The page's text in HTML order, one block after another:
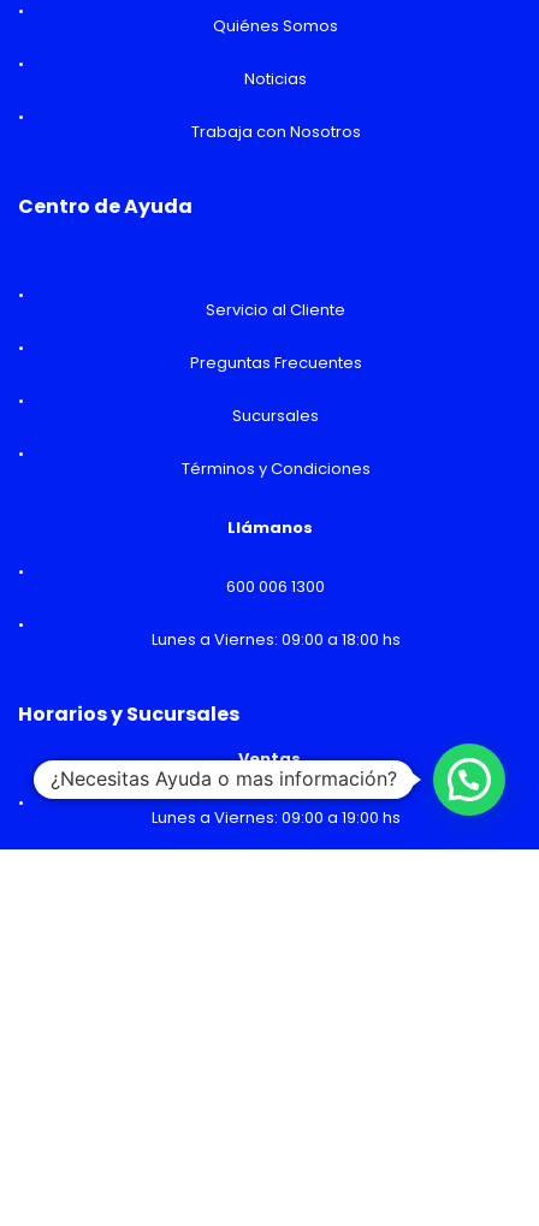
Quiénes Somos
Noticias
Trabaja con Nosotros
Centro de Ayuda
Servicio al Cliente
Preguntas Frecuentes
Sucursales
Términos y Condiciones
Llámanos
600 006 1300
Lunes a Viernes: 09:00 a 18:00 hs
Horarios y Sucursales
Ventas
Lunes a Viernes: 09:00 a 19:00 hs
¿Necesitas Ayuda o mas información?